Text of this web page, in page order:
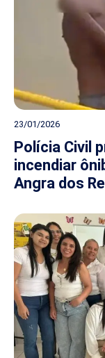
23/01/2026
Polícia Civil
incendiar
Angra dos